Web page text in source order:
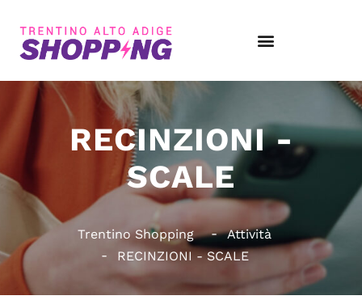
RECINZIONI -
SCALE
Trentino Shopping
Attività
RECINZIONI - SCALE